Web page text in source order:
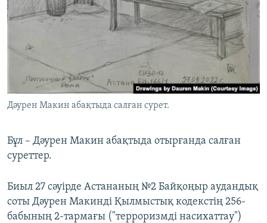
Дәурен Макин абақтыда салған сурет.
Бұл – Дәурен Макин абақтыда отырғанда салған
суреттер.
Биыл 27 сәуірде Астананың №2 Байқоңыр аудандық
соты Дәурен Макинді Қылмыстық кодекстің 256-
бабының 2-тармағы ("терроризмді насихаттау")